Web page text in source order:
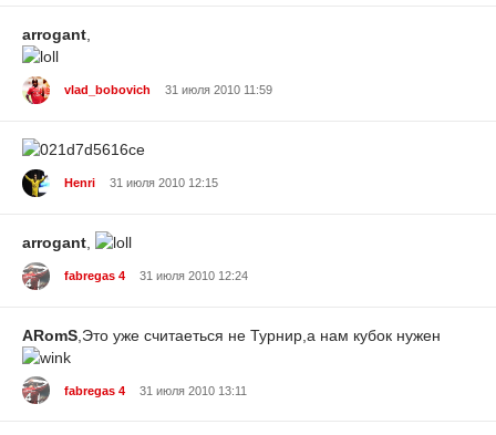
arrogant,
vlad_bobovich 31 июля 2010 11:59
Henri 31 июля 2010 12:15
arrogant
fabregas 4 31 июля 2010 12:24
ARomS ,Это уже считаеться не Турнир,а нам кубок нужен
fabregas 4 31 июля 2010 13:11